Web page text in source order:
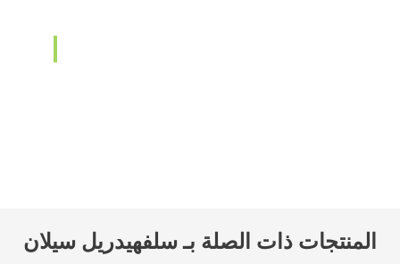
المنتجات ذات الصلة بـ سلفهيدريل سيلان